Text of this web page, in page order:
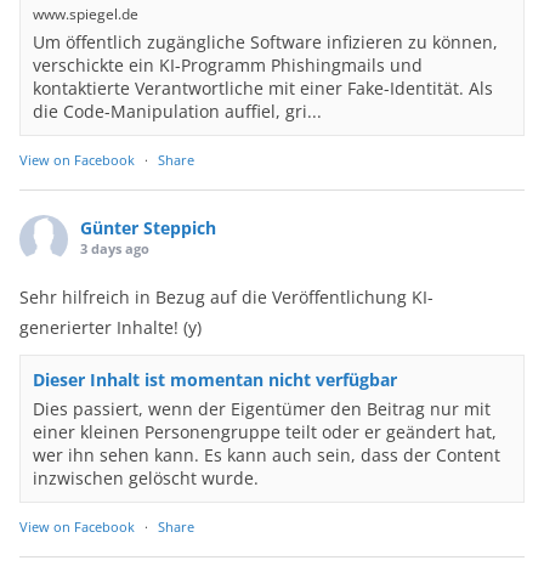
www.spiegel.de
Um öffentlich zugängliche Software infizieren zu können,
verschickte ein KI-Programm Phishingmails und
kontaktierte Verantwortliche mit einer Fake-Identität. Als
die Code-Manipulation auffiel, gri...
View on Facebook · Share
Günter Steppich
3 days ago
Sehr hilfreich in Bezug auf die Veröffentlichung KI-
generierter Inhalte! (y)
Dieser Inhalt ist momentan nicht verfügbar
Dies passiert, wenn der Eigentümer den Beitrag nur mit
einer kleinen Personengruppe teilt oder er geändert hat,
wer ihn sehen kann. Es kann auch sein, dass der Content
inzwischen gelöscht wurde.
View on Facebook · Share